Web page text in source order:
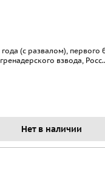
(с развалом), первого
взвода,
Нет в наличии